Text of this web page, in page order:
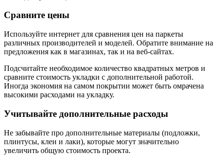
Сравните цены
Используйте интернет для сравнения цен на паркеты
различных производителей и моделей. Обратите внимание на
предложения как в магазинах, так и на веб-сайтах.
Подсчитайте необходимое количество квадратных метров и
сравните стоимость укладки с дополнительной работой.
Иногда экономия на самом покрытии может быть омрачена
высокими расходами на укладку.
Учитывайте дополнительные расходы
Не забывайте про дополнительные материалы (подложки,
плинтусы, клеи и лаки), которые могут значительно
увеличить общую стоимость проекта.